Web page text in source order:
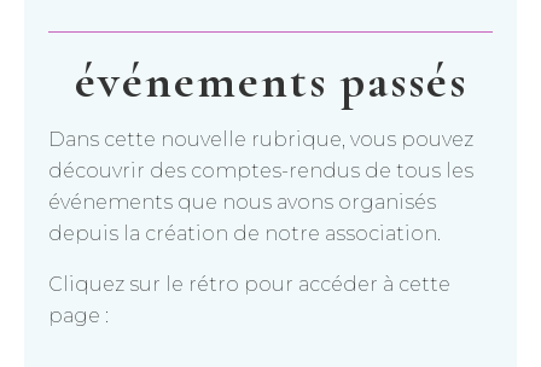
événements passés
Dans cette nouvelle rubrique, vous pouvez
découvrir des comptes-rendus de tous les
événements que nous avons organisés
depuis la création de notre association.
Cliquez sur le rétro pour accéder à cette
page :